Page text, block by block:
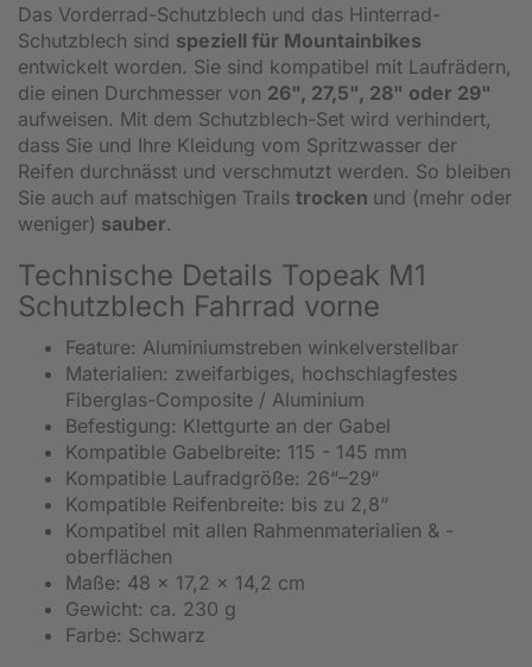
Das Vorderrad-Schutzblech und das Hinterrad-
Schutzblech sind speziell für Mountainbikes
entwickelt worden. Sie sind kompatibel mit Laufrädern,
die einen Durchmesser von 26", 27,5", 28" oder 29"
aufweisen. Mit dem Schutzblech-Set wird verhindert,
dass Sie und Ihre Kleidung vom Spritzwasser der
Reifen durchnässt und verschmutzt werden. So bleiben
Sie auch auf matschigen Trails trocken und (mehr oder
weniger) sauber.
Technische Details Topeak M1
Schutzblech Fahrrad vorne
Feature: Aluminiumstreben winkelverstellbar
Materialien: zweifarbiges, hochschlagfestes
Fiberglas-Composite / Aluminium
Befestigung: Klettgurte an der Gabel
Kompatible Gabelbreite: 115 - 145 mm
Kompatible Laufradgröße: 26“–29“
Kompatible Reifenbreite: bis zu 2,8“
Kompatibel mit allen Rahmenmaterialien & -
oberflächen
Maße: 48 x 17,2 x 14,2 cm
Gewicht: ca. 230 g
Farbe: Schwarz